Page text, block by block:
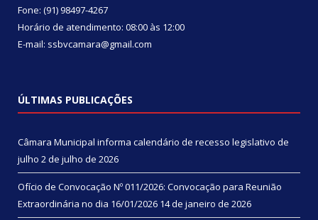
Fone: (91) 98497-4267
Horário de atendimento: 08:00 às 12:00
E-mail: ssbvcamara@gmail.com
ÚLTIMAS PUBLICAÇÕES
Câmara Municipal informa calendário de recesso legislativo de
julho 2 de julho de 2026
Ofício de Convocação Nº 011/2026: Convocação para Reunião
Extraordinária no dia 16/01/2026 14 de janeiro de 2026